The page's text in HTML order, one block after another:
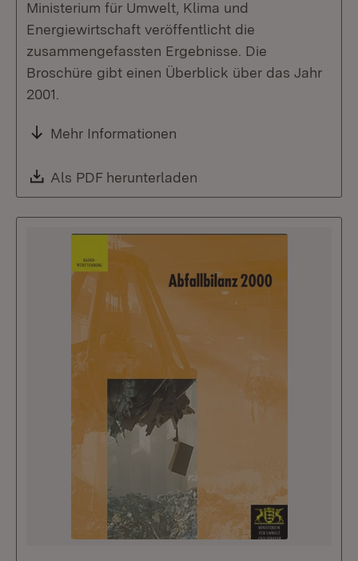
Ministerium für Umwelt, Klima und
Energiewirtschaft veröffentlicht die
zusammengefassten Ergebnisse. Die
Broschüre gibt einen Überblick über das Jahr
2001.
Mehr Informationen
Download:
Als PDF herunterladen